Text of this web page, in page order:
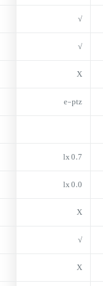
√
√
X
e-ptz
0.7 lx
0.0 lx
X
√
X